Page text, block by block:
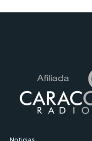
Noticias